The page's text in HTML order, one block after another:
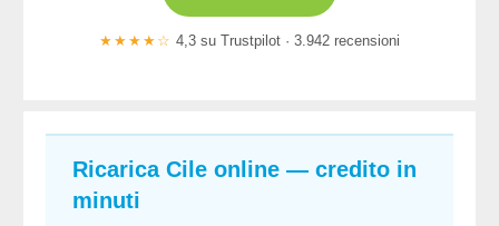
★★★★☆ 4,3 su Trustpilot · 3.942 recensioni
Ricarica Cile online — credito in
minuti